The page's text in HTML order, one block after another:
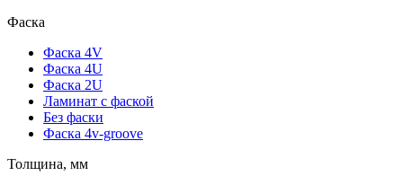
Фаска
Фаска 4V
Фаска 4U
Фаска 2U
Ламинат с фаской
Без фаски
Фаска 4v-groove
Толщина, мм